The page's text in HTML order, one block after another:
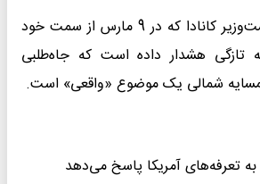
جاستین ترودو، نخست‌وزیر کانادا که در 9 مارس از سمت خود
تازگی هشدار داده است که جاه‌طلبی
شمالی یک موضوع «واقعی» است.
به تعرفه‌های آمریکا پاسخ می‌دهد